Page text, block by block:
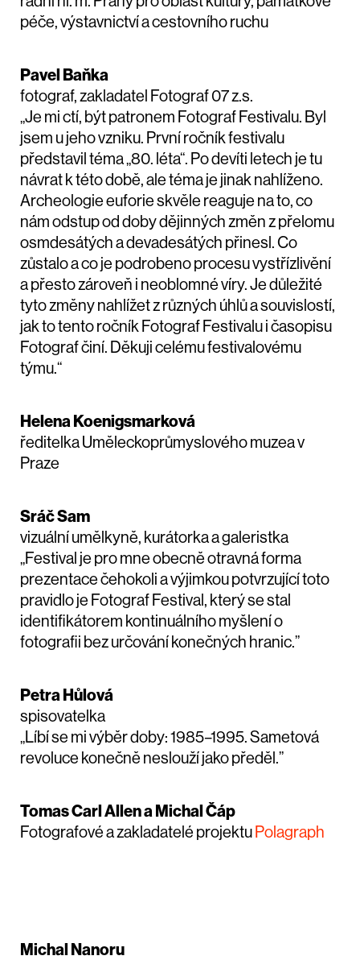
péče, výstavnictví a cestovního ruchu
Pavel Baňka
fotograf, zakladatel Fotograf 07 z.s.
„Je mi ctí, být patronem Fotograf Festivalu. Byl
jsem u jeho vzniku. První ročník festivalu
představil téma „80. léta“. Po devíti letech je tu
návrat k této době, ale téma je jinak nahlíženo.
Archeologie euforie skvěle reaguje na to, co
nám odstup od doby dějinných změn z přelomu
osmdesátých a devadesátých přinesl. Co
zůstalo a co je podrobeno procesu vystřízlivění
a přesto zároveň i neoblomné víry. Je důležité
tyto změny nahlížet z různých úhlů a souvislostí,
jak to tento ročník Fotograf Festivalu i časopisu
Fotograf činí. Děkuji celému festivalovému
týmu.“
Helena Koenigsmarková
ředitelka Uměleckoprůmyslového muzea v
Praze
Sráč Sam
vizuální umělkyně, kurátorka a galeristka
„Festival je pro mne obecně otravná forma
prezentace čehokoli a výjimkou potvrzující toto
pravidlo je Fotograf Festival, který se stal
identifikátorem kontinuálního myšlení o
fotografii bez určování konečných hranic.”
Petra Hůlová
spisovatelka
„Líbí se mi výběr doby: 1985–1995. Sametová
revoluce konečně neslouží jako předěl.”
Tomas Carl Allen a Michal Čáp
Fotografové a zakladatelé projektu Polagraph
Michal Nanoru